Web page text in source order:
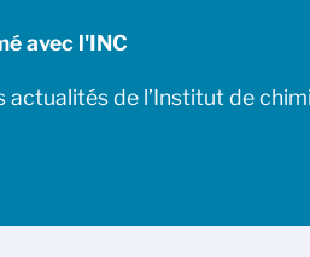
avec l'INC
actualités de l’Institut de